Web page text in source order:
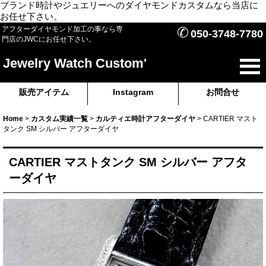
ブランド時計やジュエリーへのダイヤモンドカスタムなら当店に
お任せ下さい。
アフターダイヤモンド加工の事なら専
門店のJWCにお任せ下さい。
✆ 050-3748-7780
Jewelry Watch Custom'
販売アイテム Instagram お問合せ
Home > カスタム実績一覧 > カルティエ時計アフターダイヤ > CARTIER マスト
タンク SM シルバー アフターダイヤ
CARTIER マストタンク SM シルバー アフタ
ーダイヤ